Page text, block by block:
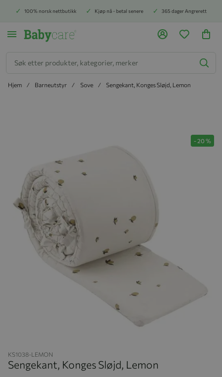
100% norsk nettbutikk Kjøp nå - betal senere 365 dager Angrerett
Hjem Barneutstyr Sove Sengekant, Konges Sløjd, Lemon
-20 %
KS1038-LEMON
Sengekant, Konges Sløjd, Lemon